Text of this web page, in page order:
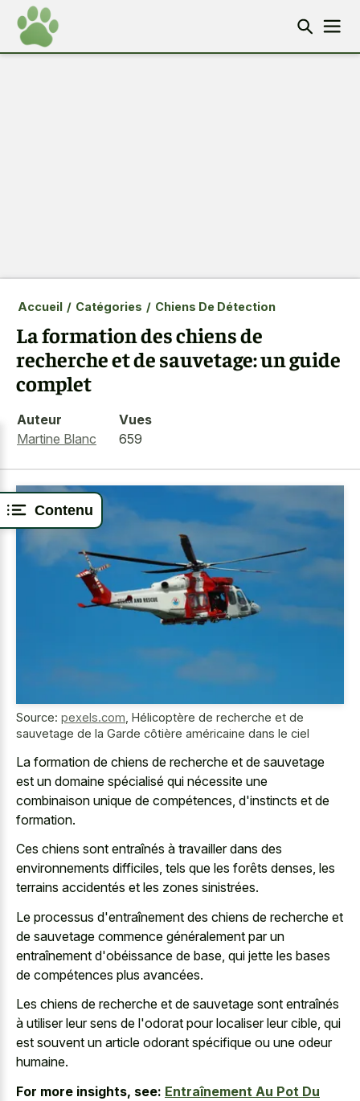
Contenu
Accueil / Catégories / Chiens De Détection
La formation des chiens de
recherche et de sauvetage: un guide
complet
Auteur
Martine Blanc
Vues
659
Source: pexels.com Hélicoptère de recherche et de
sauvetage de la Garde côtière américaine dans le ciel
La formation de chiens de recherche et de sauvetage
est un domaine spécialisé qui nécessite une
combinaison unique de compétences, d'instincts et de
formation.
Ces chiens sont entraînés à travailler dans des
environnements difficiles, tels que les forêts denses, les
terrains accidentés et les zones sinistrées.
Le processus d'entraînement des chiens de recherche et
de sauvetage commence généralement par un
entraînement d'obéissance de base, qui jette les bases
de compétences plus avancées.
Les chiens de recherche et de sauvetage sont entraînés
à utiliser leur sens de l'odorat pour localiser leur cible, qui
est souvent un article odorant spécifique ou une odeur
humaine.
For more insights, see: Entraînement Au Pot Du